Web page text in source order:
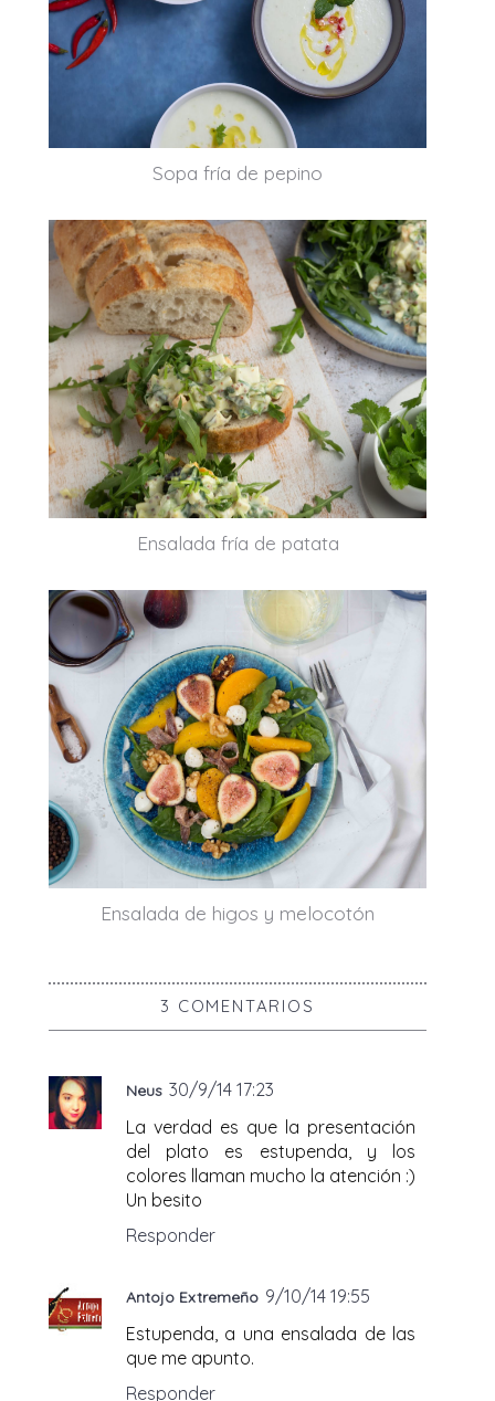
Sopa fría de pepino
Ensalada fría de patata
Ensalada de higos y melocotón
3 COMENTARIOS
Neus 30/9/14 17:23
La verdad es que la presentación
del plato es estupenda, y los
colores llaman mucho la atención :)
Un besito
Responder
Antojo Extremeño 9/10/14 19:55
Estupenda, a una ensalada de las
que me apunto.
Responder